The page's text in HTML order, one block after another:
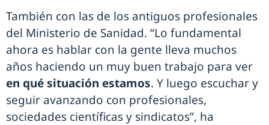
También con las de los antiguos profesionales
del Ministerio de Sanidad. “Lo fundamental
ahora es hablar con la gente lleva muchos
años haciendo un muy buen trabajo para ver
en qué situación estamos. Y luego escuchar y
seguir avanzando con profesionales,
sociedades científicas y sindicatos”, ha